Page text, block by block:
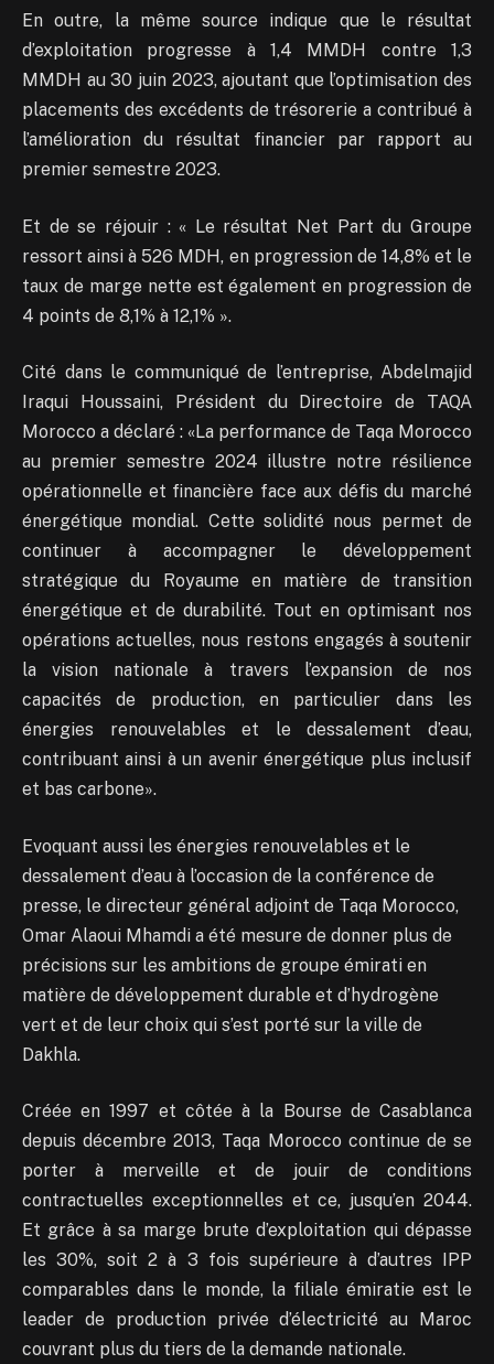
En outre, la même source indique que le résultat
d’exploitation progresse à 1,4 MMDH contre 1,3
MMDH au 30 juin 2023, ajoutant que l’optimisation des
placements des excédents de trésorerie a contribué à
l’amélioration du résultat financier par rapport au
premier semestre 2023.
Et de se réjouir : « Le résultat Net Part du Groupe
ressort ainsi à 526 MDH, en progression de 14,8% et le
taux de marge nette est également en progression de
4 points de 8,1% à 12,1% ».
Cité dans le communiqué de l’entreprise, Abdelmajid
Iraqui Houssaini, Président du Directoire de TAQA
Morocco a déclaré : «La performance de Taqa Morocco
au premier semestre 2024 illustre notre résilience
opérationnelle et financière face aux défis du marché
énergétique mondial. Cette solidité nous permet de
continuer à accompagner le développement
stratégique du Royaume en matière de transition
énergétique et de durabilité. Tout en optimisant nos
opérations actuelles, nous restons engagés à soutenir
la vision nationale à travers l’expansion de nos
capacités de production, en particulier dans les
énergies renouvelables et le dessalement d’eau,
contribuant ainsi à un avenir énergétique plus inclusif
et bas carbone».
Evoquant aussi les énergies renouvelables et le
dessalement d’eau à l’occasion de la conférence de
presse, le directeur général adjoint de Taqa Morocco,
Omar Alaoui Mhamdi a été mesure de donner plus de
précisions sur les ambitions de groupe émirati en
matière de développement durable et d’hydrogène
vert et de leur choix qui s’est porté sur la ville de
Dakhla.
Créée en 1997 et côtée à la Bourse de Casablanca
depuis décembre 2013, Taqa Morocco continue de se
porter à merveille et de jouir de conditions
contractuelles exceptionnelles et ce, jusqu’en 2044.
Et grâce à sa marge brute d’exploitation qui dépasse
les 30%, soit 2 à 3 fois supérieure à d’autres IPP
comparables dans le monde, la filiale émiratie est le
leader de production privée d’électricité au Maroc
couvrant plus du tiers de la demande nationale.